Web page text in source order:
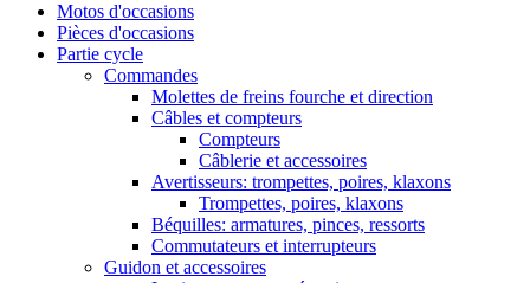
Motos d'occasions
Pièces d'occasions
Partie cycle
Commandes
Molettes de freins fourche et direction
Câbles et compteurs
Compteurs
Câblerie et accessoires
Avertisseurs: trompettes, poires, klaxons
Trompettes, poires, klaxons
Béquilles: armatures, pinces, ressorts
Commutateurs et interrupteurs
Guidon et accessoires